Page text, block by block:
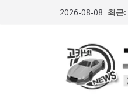
2026-08-08 최근: